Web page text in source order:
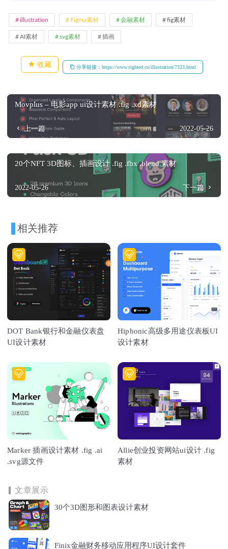
illustration Figma素材 金融素材 fig素材
AI素材 svg素材 插画
收藏 分享链接：https://www.sighted.cn/illustration/7323.html
Movplus – 电影app ui设计素材 .fig .xd素材
上一篇 2022-05-26
20个NFT 3D图标、插画设计 .fig .fbx .blend 素材
2022-05-26 下一篇
相关推荐
DOT Bank银行和金融仪表盘
UI设计素材
Hiphonic高级多用途仪表板UI
设计素材
Marker 插画设计素材 .fig .ai
.svg源文件
Allie创业投资网站ui设计 .fig
素材
文章展示
30个3D图形和图表设计素材
Finix金融财务移动应用程序UI设计套件